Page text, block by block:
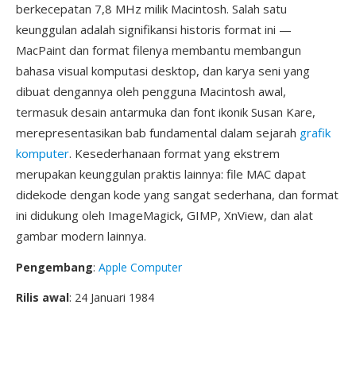
berkecepatan 7,8 MHz milik Macintosh. Salah satu
keunggulan adalah signifikansi historis format ini —
MacPaint dan format filenya membantu membangun
bahasa visual komputasi desktop, dan karya seni yang
dibuat dengannya oleh pengguna Macintosh awal,
termasuk desain antarmuka dan font ikonik Susan Kare,
merepresentasikan bab fundamental dalam sejarah grafik
komputer. Kesederhanaan format yang ekstrem
merupakan keunggulan praktis lainnya: file MAC dapat
didekode dengan kode yang sangat sederhana, dan format
ini didukung oleh ImageMagick, GIMP, XnView, dan alat
gambar modern lainnya.
Pengembang: Apple Computer
Rilis awal: 24 Januari 1984